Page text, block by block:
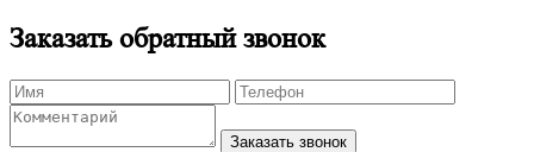
Заказать обратный звонок